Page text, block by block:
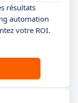
résultats
automation
votre ROI.